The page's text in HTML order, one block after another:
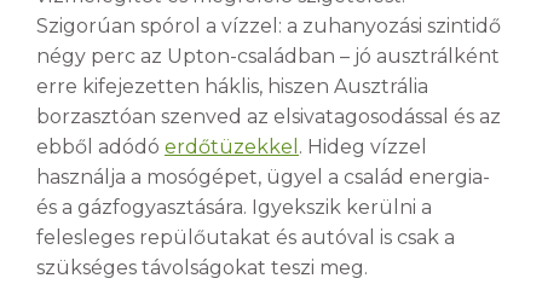
Szigorúan spórol a vízzel: a zuhanyozási szintidő
négy perc az Upton-családban – jó ausztrálként
erre kifejezetten háklis, hiszen Ausztrália
borzasztóan szenved az elsivatagosodással és az
ebből adódó erdőtüzekkel . Hideg vízzel
használja a mosógépet, ügyel a család energia-
és a gázfogyasztására. Igyekszik kerülni a
felesleges repülőutakat és autóval is csak a
szükséges távolságokat teszi meg.